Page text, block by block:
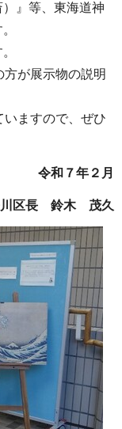
』等、東海道神
方が展示物の説明
ますので、ぜひ
令和７年２月
川区長 鈴木 茂久